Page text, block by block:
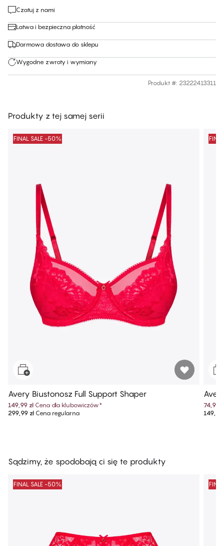
Czatuj z nami
Łatwa i bezpieczna płatność
Darmowa dostawa do sklepu
Wygodne zwroty i wymiany
Produkt #: 23222413311
Produkty z tej samej serii
FINAL SALE -50%
Avery Biustonosz Full Support Shaper
149,99 zł Cena dla klubowiczów*
299,99 złCena regularna
74,99
149,99
Sądzimy, że spodobają ci się te produkty
FINAL SALE -50%